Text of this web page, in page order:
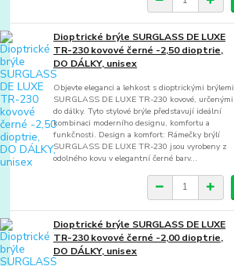
Dioptrické brýle SURGLASS DE LUXE
TR-230 kovové černé -2,50 dioptrie,
DO DÁLKY, unisex
Objevte eleganci a lehkost s dioptrickými brýlemi
SURGLASS DE LUXE TR-230 kovové, určenými
do dálky. Tyto stylové brýle představují ideální
kombinaci moderního designu, komfortu a
funkčnosti. Design a komfort: Rámečky brýlí
SURGLASS DE LUXE TR-230 jsou vyrobeny z
odolného kovu v elegantní černé barv...
Dioptrické brýle SURGLASS DE LUXE
TR-230 kovové černé -2,00 dioptrie,
DO DÁLKY, unisex